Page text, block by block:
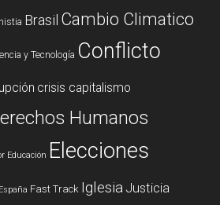
Brasil Cambio Climatico
y Tecnología Conflicto
crisis capitalismo
Humanos
Educación Elecciones
España Fast Track Iglesia Justicia